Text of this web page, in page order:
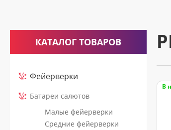
КАТАЛОГ ТОВАРОВ
Фейерверки
Батареи салютов
Малые фейерверки
Средние фейерверки
В
к
исполнению
после
звонка
нашего
менеджера.